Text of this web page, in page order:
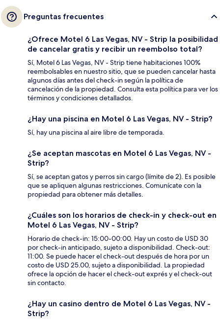
Preguntas frecuentes
¿Ofrece Motel 6 Las Vegas, NV - Strip la posibilidad
de cancelar gratis y recibir un reembolso total?
Sí, Motel 6 Las Vegas, NV - Strip tiene habitaciones 100%
reembolsables en nuestro sitio, que se pueden cancelar hasta
algunos días antes del check-in según la política de
cancelación de la propiedad. Consulta esta política para ver los
términos y condiciones detallados.
¿Hay una piscina en Motel 6 Las Vegas, NV - Strip?
Sí, hay una piscina al aire libre de temporada.
¿Se aceptan mascotas en Motel 6 Las Vegas, NV -
Strip?
Sí, se aceptan gatos y perros sin cargo (límite de 2). Es posible
que se apliquen algunas restricciones. Comunícate con la
propiedad para obtener más detalles.
¿Cuáles son los horarios de check-in y check-out en
Motel 6 Las Vegas, NV - Strip?
Horario de check-in: 15:00-00:00. Hay un costo de USD 30
por check-in anticipado, sujeto a disponibilidad. Check-out:
11:00. Se puede hacer el check-out después de hora por un
costo de USD 25.00, sujeto a disponibilidad. La propiedad
ofrece la opción de hacer el check-out exprés y el check-out
sin contacto.
¿Hay un casino dentro de Motel 6 Las Vegas, NV -
Strip?